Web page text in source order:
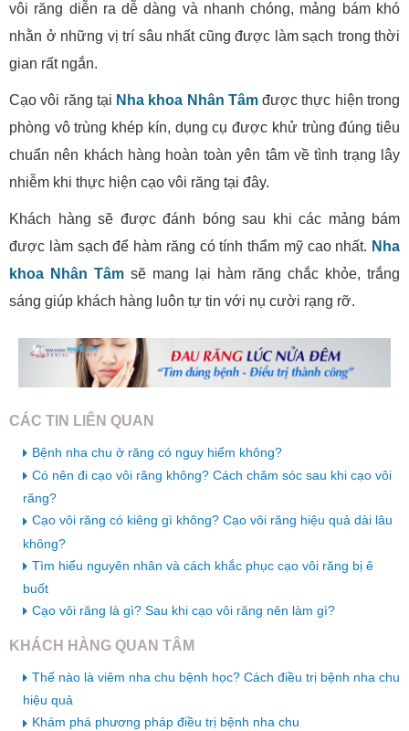
vôi răng diễn ra dễ dàng và nhanh chóng, mảng bám khó
nhằn ở những vị trí sâu nhất cũng được làm sạch trong thời
gian rất ngắn.
Cạo vôi răng tại Nha khoa Nhân Tâmđược thực hiện trong
phòng vô trùng khép kín, dụng cụ được khử trùng đúng tiêu
chuẩn nên khách hàng hoàn toàn yên tâm về tình trạng lây
nhiễm khi thực hiện cạo vôi răng tại đây.
Khách hàng sẽ được đánh bóng sau khi các mảng bám
được làm sạch để hàm răng có tính thẩm mỹ cao nhất. Nha
khoa Nhân Tâm sẽ mang lại hàm răng chắc khỏe, trắng
sáng giúp khách hàng luôn tự tin với nụ cười rạng rỡ.
CÁC TIN LIÊN QUAN
Bệnh nha chu ở răng có nguy hiểm không?
Có nên đi cạo vôi răng không? Cách chăm sóc sau khi cạo vôi
răng?
Cạo vôi răng có kiêng gì không? Cạo vôi răng hiệu quả dài lâu
không?
Tìm hiểu nguyên nhân và cách khắc phục cạo vôi răng bị ê
buốt
Cạo vôi răng là gì? Sau khi cạo vôi răng nên làm gì?
KHÁCH HÀNG QUAN TÂM
Thế nào là viêm nha chu bệnh học? Cách điều trị bệnh nha chu
hiệu quả
Khám phá phương pháp điều trị bệnh nha chu